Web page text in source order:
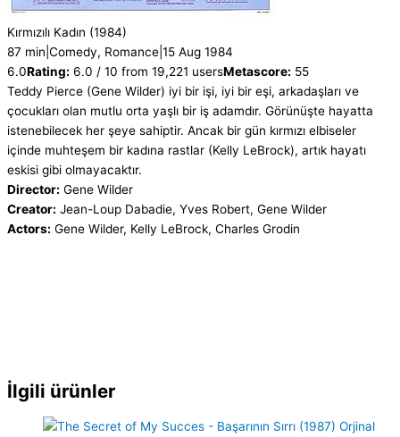
Kırmızılı Kadın (1984)
87 min Comedy, Romance 15 Aug 1984
6.0Rating: 6.0 / 10 from 19,221 usersMetascore: 55
Teddy Pierce (Gene Wilder) iyi bir işi, iyi bir eşi, arkadaşları ve
çocukları olan mutlu orta yaşlı bir iş adamdır. Görünüşte hayatta
istenebilecek her şeye sahiptir. Ancak bir gün kırmızı elbiseler
içinde muhteşem bir kadına rastlar (Kelly LeBrock), artık hayatı
eskisi gibi olmayacaktır.
Director: Gene Wilder
Creator: Jean-Loup Dabadie, Yves Robert, Gene Wilder
Actors: Gene Wilder, Kelly LeBrock, Charles Grodin
İlgili ürünler